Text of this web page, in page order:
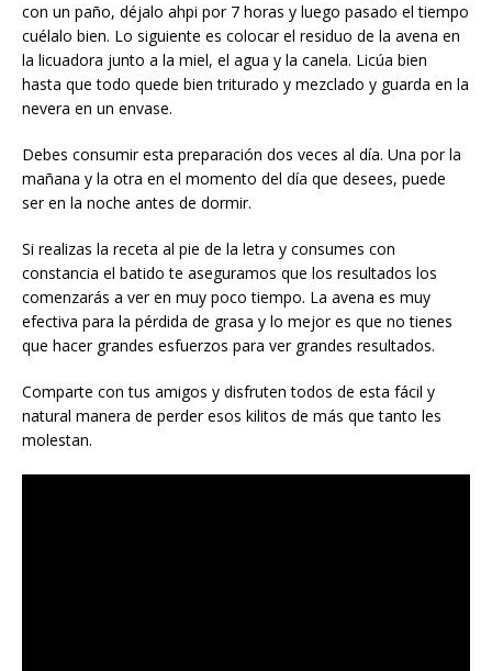
con un paño, déjalo ahpi por 7 horas y luego pasado el tiempo
cuélalo bien. Lo siguiente es colocar el residuo de la avena en
la licuadora junto a la miel, el agua y la canela. Licúa bien
hasta que todo quede bien triturado y mezclado y guarda en la
nevera en un envase.
Debes consumir esta preparación dos veces al día. Una por la
mañana y la otra en el momento del día que desees, puede
ser en la noche antes de dormir.
Si realizas la receta al pie de la letra y consumes con
constancia el batido te aseguramos que los resultados los
comenzarás a ver en muy poco tiempo. La avena es muy
efectiva para la pérdida de grasa y lo mejor es que no tienes
que hacer grandes esfuerzos para ver grandes resultados.
Comparte con tus amigos y disfruten todos de esta fácil y
natural manera de perder esos kilitos de más que tanto les
molestan.